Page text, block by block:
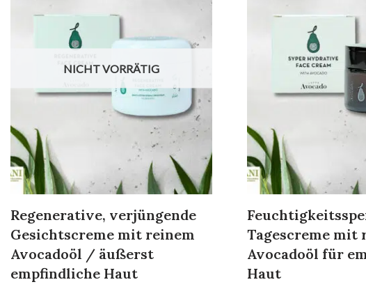
NICHT VORRÄTIG
Regenerative, verjüngende
Gesichtscreme mit reinem
Avocadoöl / äußerst
empfindliche Haut
Tagescreme mit
Avocadoöl für
Haut